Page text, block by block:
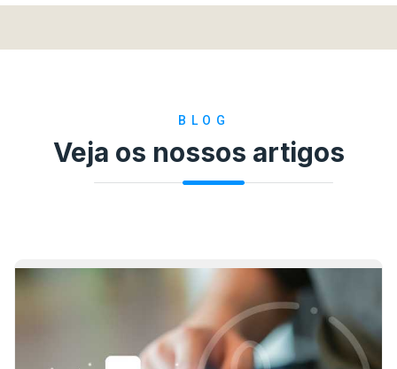
BLOG
Veja os nossos artigos